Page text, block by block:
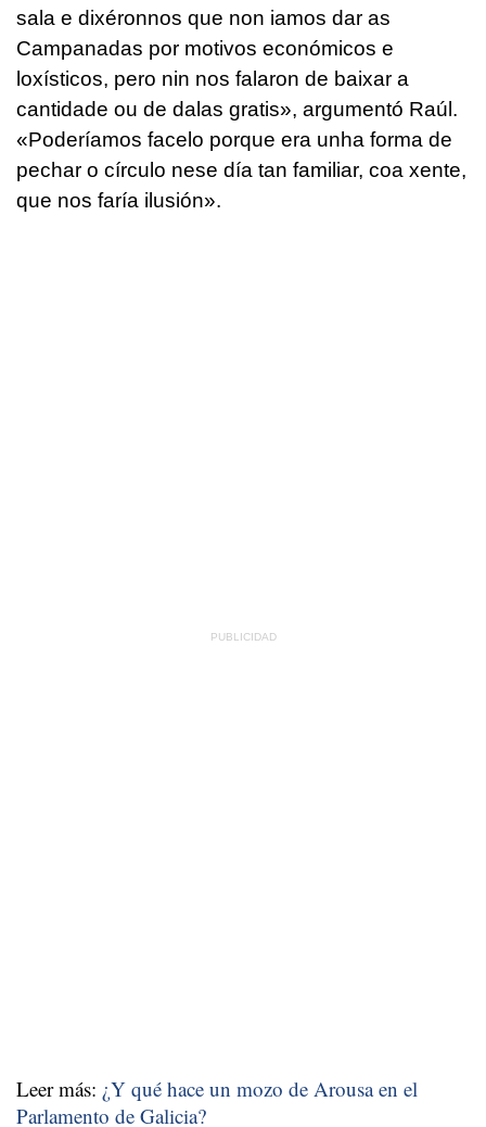
sala e dixéronnos que non iamos dar as
Campanadas por motivos económicos e
loxísticos, pero nin nos falaron de baixar a
cantidade ou de dalas gratis», argumentó Raúl.
«Poderíamos facelo porque era unha forma de
pechar o círculo nese día tan familiar, coa xente,
que nos faría ilusión».
Leer más: ¿Y qué hace un mozo de Arousa en el
Parlamento de Galicia?